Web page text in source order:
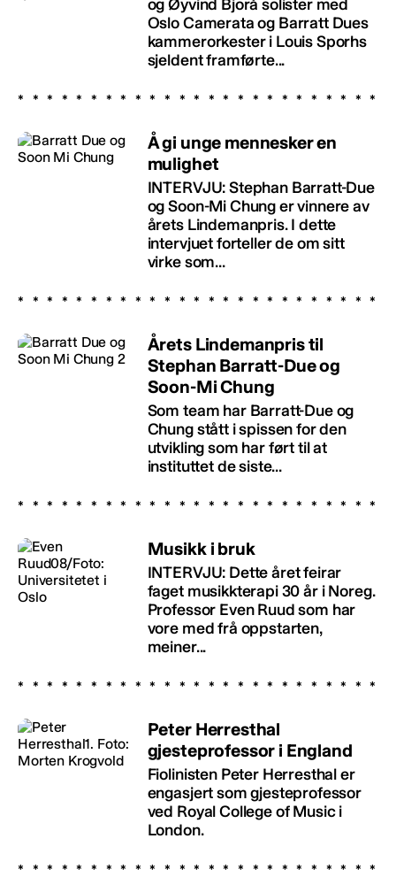
og Øyvind Bjorå solister med
Oslo Camerata og Barratt Dues
kammerorkester i Louis Sporhs
sjeldent framførte...
Å gi unge mennesker en
mulighet
INTERVJU: Stephan Barratt-Due
og Soon-Mi Chung er vinnere av
årets Lindemanpris. I dette
intervjuet forteller de om sitt
virke som...
Årets Lindemanpris til
Stephan Barratt-Due og
Soon-Mi Chung
Som team har Barratt-Due og
Chung stått i spissen for den
utvikling som har ført til at
instituttet de siste...
Musikk i bruk
INTERVJU: Dette året feirar
faget musikkterapi 30 år i Noreg.
Professor Even Ruud som har
vore med frå oppstarten,
meiner...
Peter Herresthal
gjesteprofessor i England
Fiolinisten Peter Herresthal er
engasjert som gjesteprofessor
ved Royal College of Music i
London.